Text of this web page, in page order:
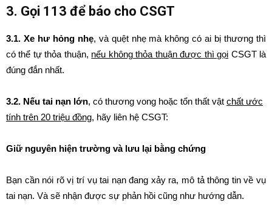
3. Gọi 113 để báo cho CSGT
3.1. Xe hư hỏng nhẹ, và quệt nhẹ mà không có ai bị thương thì
có thể tự thỏa thuận, nếu không thỏa thuận được thì gọi CSGT là
đúng đắn nhất.
3.2. Nếu tai nạn lớn, có thương vong hoặc tổn thất vật chất ước
tính trên 20 triệu đồng, hãy liên hệ CSGT:
Giữ nguyên hiện trường và lưu lại bằng chứng
Bạn cần nói rõ vị trí vụ tai nạn đang xảy ra, mô tả thông tin về vụ
tai nạn. Và sẽ nhận được sự phản hồi cũng như hướng dẫn.